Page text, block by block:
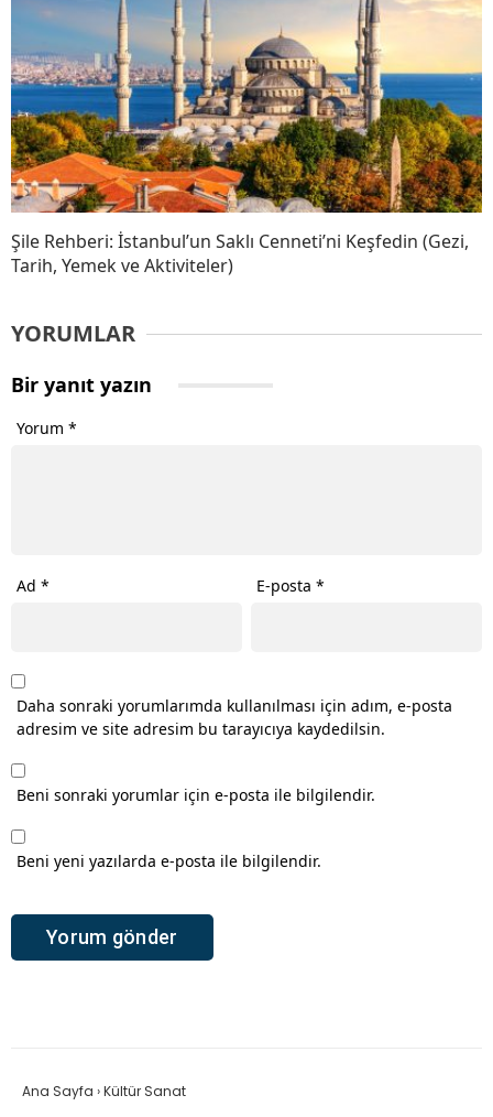
Şile Rehberi: İstanbul’un Saklı Cenneti’ni Keşfedin (Gezi,
Tarih, Yemek ve Aktiviteler)
YORUMLAR
Bir yanıt yazın
Yorum *
Ad * E-posta*
Daha sonraki yorumlarımda kullanılması için adım, e-posta
adresim ve site adresim bu tarayıcıya kaydedilsin.
Beni sonraki yorumlar için e-posta ile bilgilendir.
Beni yeni yazılarda e-posta ile bilgilendir.
Ana Sayfa ›Kültür Sanat